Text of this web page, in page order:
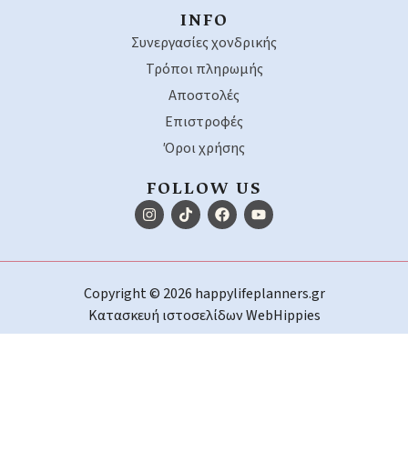
INFO
Συνεργασίες χονδρικής
Τρόποι πληρωμής
Αποστολές
Επιστροφές
Όροι χρήσης
FOLLOW US
Copyright © 2026 happylifeplanners.gr
Κατασκευή ιστοσελίδωνWebHippies